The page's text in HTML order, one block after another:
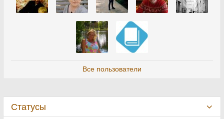
Все пользователи
Статусы